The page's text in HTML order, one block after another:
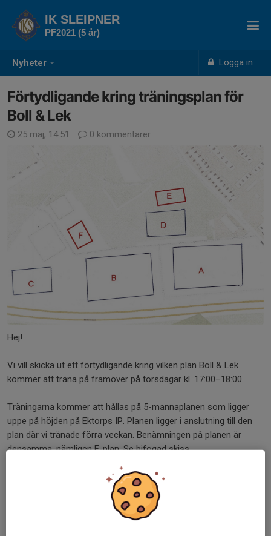
Nyheter Logga in
IK SLEIPNER
PF2021 (5 år)
Förtydligande kring träningsplan för
Boll & Lek
25 maj, 14:51 0 kommentarer
Hej!
Vi vill skicka ut ett förtydligande kring vilken plan Boll & Lek
kommer att träna på framöver på torsdagar kl. 17:00–18:00.
Träningarna kommer att hållas på 5-mannaplanen som ligger
uppe på höjden på Ektorps IP. Planen ligger i anslutning till den
plan där vi tränade förra veckan. Benämningen på planen är
densamma, nämligen F-plan. Se bifogad skiss.
Vi ber om ursäkt för strulet och eventuell förvirring kring detta.
På uppstartsmötet kommunicerades det initialt att vi skulle träna
på just planen på höjden, och nu vill vi säkerställa att
informationen är tydlig för alla framöver.